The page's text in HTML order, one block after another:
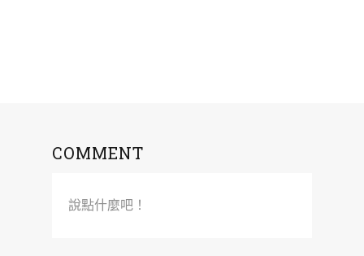
COMMENT
說點什麼吧！